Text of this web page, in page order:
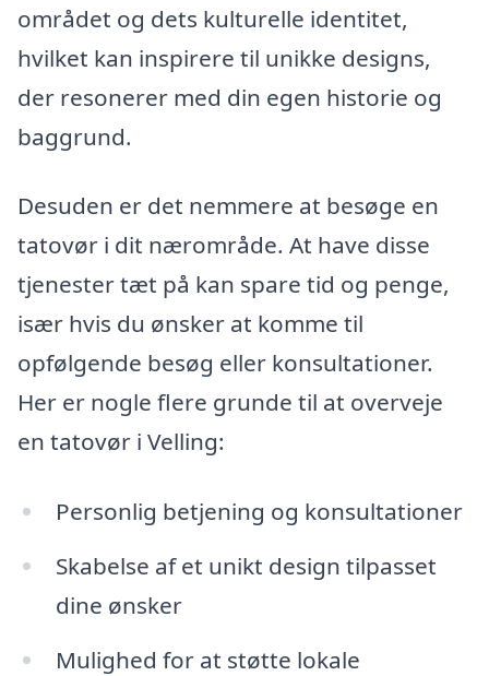
området og dets kulturelle identitet,
hvilket kan inspirere til unikke designs,
der resonerer med din egen historie og
baggrund.
Desuden er det nemmere at besøge en
tatovør i dit nærområde. At have disse
tjenester tæt på kan spare tid og penge,
især hvis du ønsker at komme til
opfølgende besøg eller konsultationer.
Her er nogle flere grunde til at overveje
en tatovør i Velling:
Personlig betjening og konsultationer
Skabelse af et unikt design tilpasset
dine ønsker
Mulighed for at støtte lokale